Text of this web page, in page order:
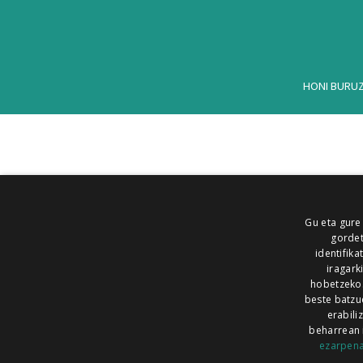
HONI BURUZ
ALEA
Gu eta
hobetzeko.
beste
beharrean